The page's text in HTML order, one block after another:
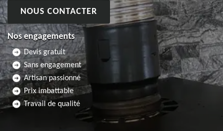
NOUS CONTACTER
Nos engagements
Devis gratuit
Sans engagement
Artisan passionné
Prix imbattable
Travail de qualité